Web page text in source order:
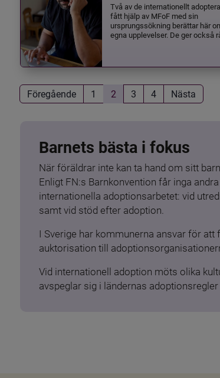
Två av de internationellt
fått hjälp av MFoF med sin
ursprungssökning berättar här
egna upplevelser. De ger också
Föregående 1 2 3 4 Nästa
Barnets bästa i fokus
När föräldrar inte kan ta hand om sitt
Enligt FN:s Barnkonvention får inga
internationella adoptionsarbetet: vid
samt vid stöd efter adoption.
I Sverige har kommunerna ansvar för
auktorisation till
Vid internationell adoption möts olika
avspeglar sig i ländernas adoptionsregler